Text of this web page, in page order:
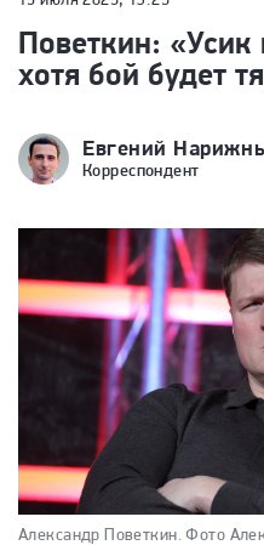
Поветкин:
хотя бой будет
Евгений
Корреспондент
Александр Поветкин. Фото